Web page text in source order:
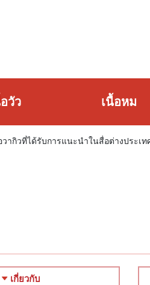
วัว เนื้อหม
วากิวที่ได้รับการแนะนำในสื่อต่างประเท
เกี่ยวกับ